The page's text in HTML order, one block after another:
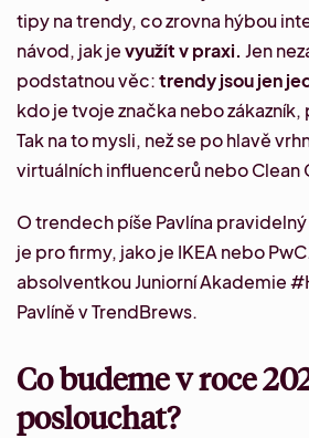
tipy na trendy, co zrovna hýbou
návod, jak jevyužít v praxi. Jen
podstatnou věc:trendy jsou jen
kdo je tvoje značka nebo
Tak na to mysli, než se po hlavě
virtuálních influencerů neboClean
O trendech píše Pavlína pravidelný
je pro firmy, jako je IKEA nebo
absolventkou Juniorní Akademie
Pavlíně v TrendBrews.
Co budeme v roce
poslouchat?